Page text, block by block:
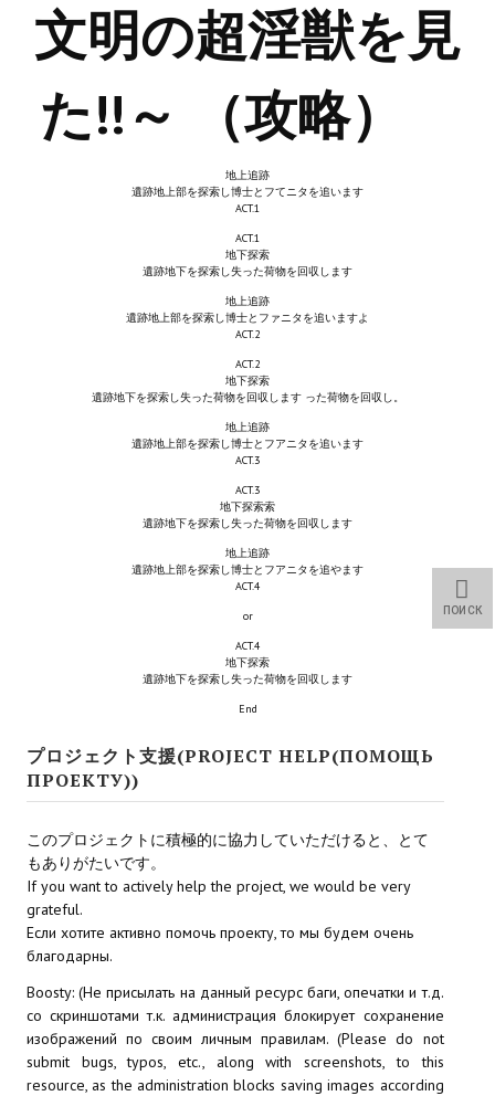
SB Corset Armor CBBE SSE BodySlide (with Physics)
Wedding Wear CBBE SSE BodySlide (with Physics)
Работы Тестера 55
Небесный воин
Немного героев меча и магии
Doom 3 Remaster Fan Edition
Quake III Arena Remaster Fan Edition
Star Trek Voyager Elite Force Remaster Fan Edition
Red Faction remaster Fan Edition
Age of Pirates: Caribbean Tales Remaster Fan Edition
Корсары 3 Сундук мертвеца Remaster Fan Edition
Sea Dogs - City of Abandoned Ships Remaster Fan Edition
Sea Dogs Remaster Fan Edition
НОВОСТИ ПОРТАЛА
Новости Архив
МОДЫ ДЛЯ ИГР
文明の超淫獣を見
た!!～ （攻略）
地上追跡
遺跡地上部を探索し博士とフてニタを追います
ACT.1
ACT.1
地下探索
遺跡地下を探索し失った荷物を回収します
地上追跡
遺跡地上部を探索し博士とファニタを追いますよ
ACT.2
ACT.2
地下探索
遺跡地下を探索し失った荷物を回収します った荷物を回収し。
地上追跡
遺跡地上部を探索し博士とフアニタを追います
ACT.3
ACT.3
地下探索索
遺跡地下を探索し失った荷物を回収します
地上追跡
遺跡地上部を探索し博士とフアニタを追やます
ACT.4
or
ACT.4
地下探索
遺跡地下を探索し失った荷物を回収します
End
プロジェクト支援(PROJECT HELP(ПОМОЩЬ
ПРОЕКТУ))
このプロジェクトに積極的に協力していただけると、とて
もありがたいです。
If you want to actively help the project, we would be very
grateful.
Если хотите активно помочь проекту, то мы будем очень
благодарны.
Boosty: (Не присылать на данный ресурс баги, опечатки и т.д.
со скриншотами т.к. администрация блокирует сохранение
изображений по своим личным правилам. (Please do not
submit bugs, typos, etc., along with screenshots, to this
resource, as the administration blocks saving images according
ПОИСК